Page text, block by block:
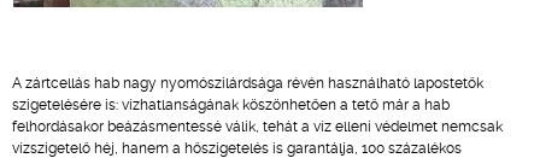
A zártcellás hab nagy nyomószilárdsága révén használható lapostetők
szigetelésére is: vízhatlanságának köszönhetően a tető már a hab
felhordásakor beázásmentessé válik, tehát a víz elleni védelmet nemcsak
vízszigetelő héj, hanem a hőszigetelés is garantálja, 100 százalékos